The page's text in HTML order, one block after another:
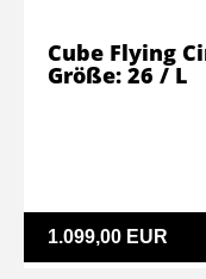
1.099,00 EUR
Cube Flying
Größe: 26 / L